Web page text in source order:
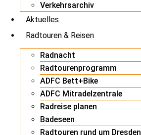
Verkehrsarchiv
Aktuelles
Radtouren & Reisen
Radnacht
Radtourenprogramm
ADFC Bett+Bike
ADFC Mitradelzentrale
Radreise planen
Badeseen
Radtouren rund um Dresden